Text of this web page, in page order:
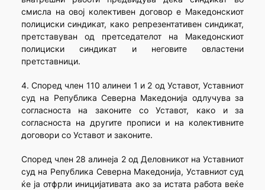
смисла на овој колективен договор е Македонскиот
полициски синдикат, како репрезентативен синдикат,
претставуван од претседателот на Македонскиот
полициски синдикат и неговите овластени
претставници.
4. Според член 110 алинеи 1 и 2 од Уставот, Уставниот
суд на Република Северна Македонија одлучува за
согласноста на законите со Уставот, како и за
согласноста на другите прописи и на колективните
договори со Уставот и законите.
Според член 28 алинеја 2 од Деловникот на Уставниот
суд на Република Северна Македонија, Уставниот суд
ќе ја отфрли иницијативата ако за истата работа веќе